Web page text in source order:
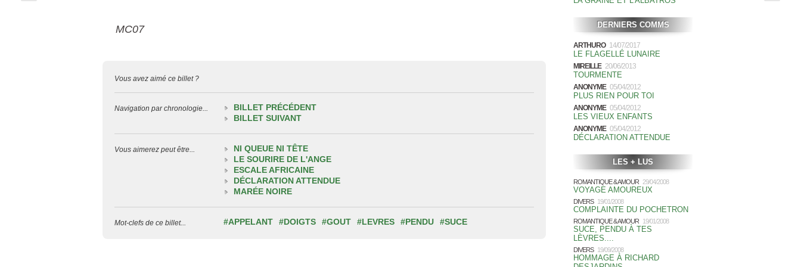
MC07
Vous avez aimé ce billet ?
Navigation par chronologie...
BILLET PRÉCÉDENT
BILLET SUIVANT
Vous aimerez peut être...
NI QUEUE NI TÊTE
LE SOURIRE DE L'ANGE
ESCALE AFRICAINE
DÉCLARATION ATTENDUE
MARÉE NOIRE
Mot-clefs de ce billet... #APPELANT #DOIGTS #GOUT #LEVRES #PENDU #SUCE
DERNIERS COMMS
ARTHURO 14/07/2017
LE FLAGELLÉ LUNAIRE
MIREILLE 20/06/2013
TOURMENTE
ANONYME 05/04/2012
PLUS RIEN POUR TOI
ANONYME 05/04/2012
LES VIEUX ENFANTS
ANONYME 05/04/2012
DÉCLARATION ATTENDUE
LES + LUS
ROMANTIQUE & AMOUR 29/04/2008
VOYAGE AMOUREUX
DIVERS19/01/2008
COMPLAINTE DU POCHETRON
ROMANTIQUE & AMOUR 19/01/2008
SUCE, PENDU À TES
LÈVRES....
DIVERS19/09/2008
HOMMAGE À RICHARD